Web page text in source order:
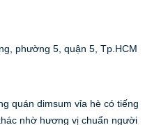
phường 5, quận 5, Tp.HCM
quán dimsum vỉa hè có tiếng
nhờ hương vị chuẩn người